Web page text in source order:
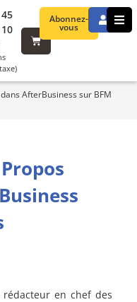
Abonnez-
vous
AfterBusiness sur BFM
en chef des